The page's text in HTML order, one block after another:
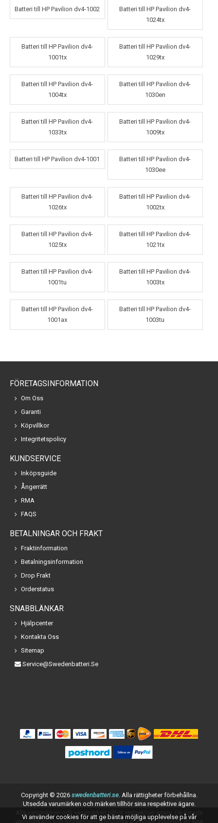
Batteri till HP Pavilion dv4-1002
Batteri till HP Pavilion dv4-
1024tx
Batteri till HP Pavilion dv4-
1001tx
Batteri till HP Pavilion dv4-
1029tx
Batteri till HP Pavilion dv4-
1004tx
Batteri till HP Pavilion dv4-
1030en
Batteri till HP Pavilion dv4-
1033tx
Batteri till HP Pavilion dv4-
1009tx
Batteri till HP Pavilion dv4-1001
Batteri till HP Pavilion dv4-
1030ee
Batteri till HP Pavilion dv4-
1026tx
Batteri till HP Pavilion dv4-
1002tx
Batteri till HP Pavilion dv4-
1025tx
Batteri till HP Pavilion dv4-
1021tx
Batteri till HP Pavilion dv4-
1001tu
Batteri till HP Pavilion dv4-
1003tx
Batteri till HP Pavilion dv4-
1001ax
Batteri till HP Pavilion dv4-
1003tu
FÖRETAGSINFORMATION
Om Oss
Garanti
Köpvillkor
Integritetspolicy
KUNDSERVICE
Inköpsguide
Ångerrätt
RMA
FAQS
BETALNINGAR OCH FRAKT
Fraktinformation
Betalningsinformation
Drop Frakt
Orderstatus
SNABBLÄNKAR
Hjälpcenter
Kontakta Oss
Sitemap
Service@swedenbatteri.se
Copyright © 2026 swedenbatteri.se. Alla rättigheter förbehållna.
Utsedda varumärken och märken tillhör sina respektive ägare.
Alla varumärken och varumärken tillhör respektive ägare. De listade
varumärkena och modellbeteckningarna är endast avsedda att visa
Vi använder cookies för att ge bästa möjliga upplevelse på vår